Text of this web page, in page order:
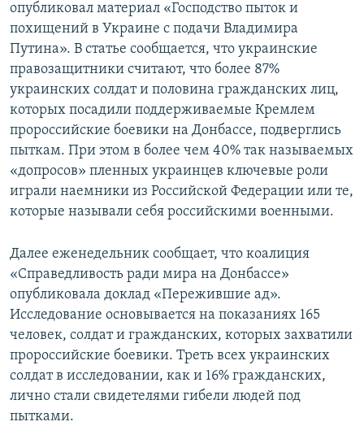
опубликовал материал «Господство пыток и
похищений в Украине с подачи Владимира
Путина». В статье сообщается, что украинские
правозащитники считают, что более 87%
украинских солдат и половина гражданских лиц,
которых посадили поддерживаемые Кремлем
пророссийские боевики на Донбассе, подверглись
пыткам. При этом в более чем 40% так называемых
«допросов» пленных украинцев ключевые роли
играли наемники из Российской Федерации или те,
которые называли себя российскими военными.
Далее еженедельник сообщает, что коалиция
«Справедливость ради мира на Донбассе»
опубликовала доклад «Пережившие ад».
Исследование основывается на показаниях 165
человек, солдат и гражданских, которых захватили
пророссийские боевики. Треть всех украинских
солдат в исследовании, как и 16% гражданских,
лично стали свидетелями гибели людей под
пытками.